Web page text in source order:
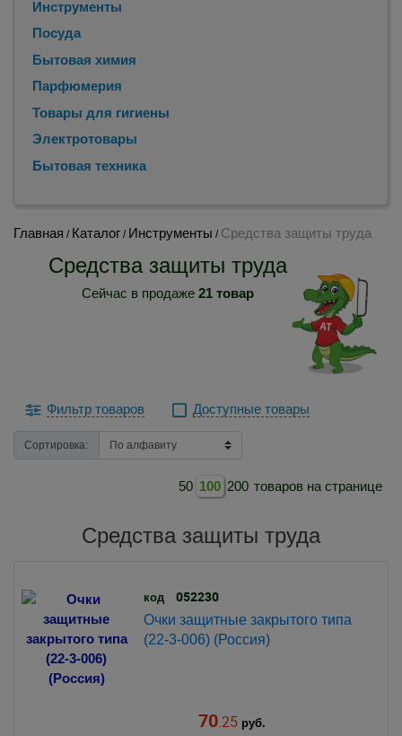
Инструменты
Посуда
Бытовая химия
Парфюмерия
Товары для гигиены
Электротовары
Бытовая техника
Главная / Каталог / Инструменты / Средства защиты труда
Средства защиты труда
Сейчас в продаже 21 товар
Фильтр товаров Доступные товары
Сортировка:
50 100 200 товаров на странице
Средства защиты труда
код 052230
Очки защитные закрытого типа
(22-3-006) (Россия)
70.25руб.